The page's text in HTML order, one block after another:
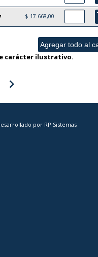
$ 17.668,00
carácter ilustrativo.
chevron_right
por RP Sistemas